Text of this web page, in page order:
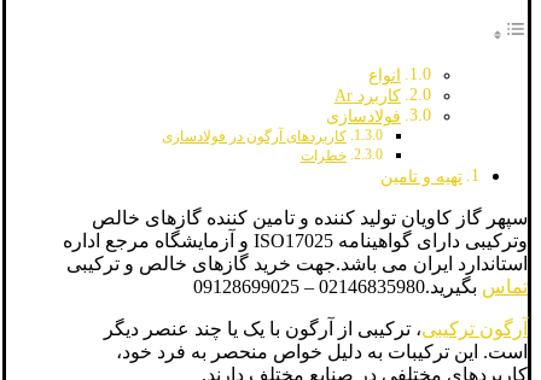
انواع
کاربرد Ar
فولادسازی
کاربردهای آرگون در فولادسازی
خطرات
تهیه و تامین
سپهر گاز کاویان تولید کننده و تامین کننده گازهای خالص
وترکیبی دارای گواهینامه ISO17025 و آزمایشگاه مرجع اداره
استاندارد ایران می باشد.جهت خرید گازهای خالص و ترکیبی
تماس بگیرید.02146835980 – 09128699025
آرگون ترکیبی، ترکیبی از آرگون با یک یا چند عنصر دیگر
است. این ترکیبات به دلیل خواص منحصر به فرد خود،
کاربردهای مختلفی در صنایع مختلف دارند.